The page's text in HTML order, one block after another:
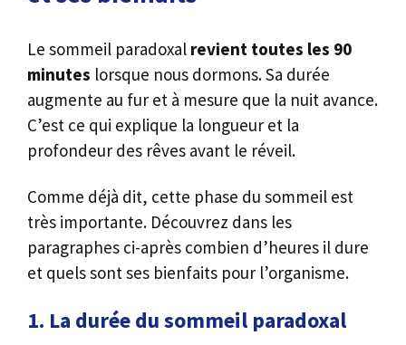
Le sommeil paradoxal revient toutes les 90
minutes lorsque nous dormons. Sa durée
augmente au fur et à mesure que la nuit avance.
C’est ce qui explique la longueur et la
profondeur des rêves avant le réveil.
Comme déjà dit, cette phase du sommeil est
très importante. Découvrez dans les
paragraphes ci-après combien d’heures il dure
et quels sont ses bienfaits pour l’organisme.
1. La durée du sommeil paradoxal